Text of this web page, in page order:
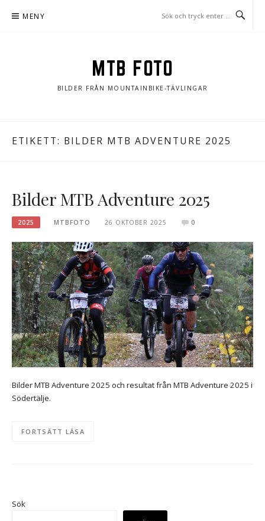
MENY
MTB FOTO
BILDER FRÅN MOUNTAINBIKE-TÄVLINGAR
ETIKETT: BILDER MTB ADVENTURE 2025
Bilder MTB Adventure 2025
2025 MTBFOTO 26 OKTOBER 2025 0
Bilder MTB Adventure 2025 och resultat från MTB Adventure 2025 i
Södertälje.
FORTSÄTT LÄSA
Sök